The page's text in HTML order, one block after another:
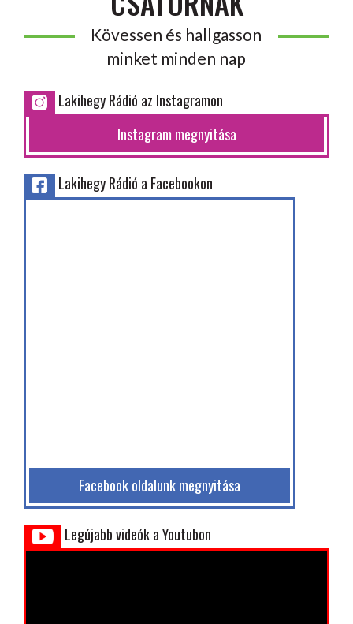
Kövessen és hallgasson
minket minden nap
Lakihegy Rádió az Instagramon
Instagram megnyitása
Lakihegy Rádió a Facebookon
Facebook oldalunk megnyitása
Legújabb videók a Youtubon